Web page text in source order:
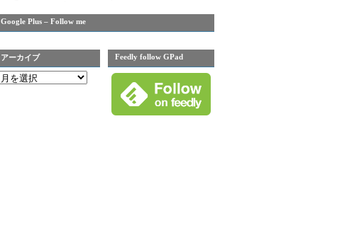
Google Plus – Follow me
アーカイブ Feedly follow GPad